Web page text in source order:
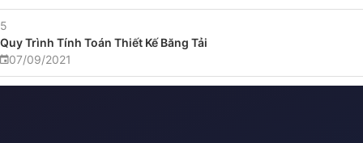
5
Quy Trình Tính Toán Thiết Kế Băng Tải
07/09/2021